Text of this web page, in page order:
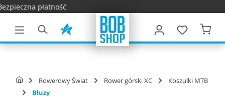
zawartości
Rowerowy Świat Rower górski XC
Koszulki MTB
Bluzy